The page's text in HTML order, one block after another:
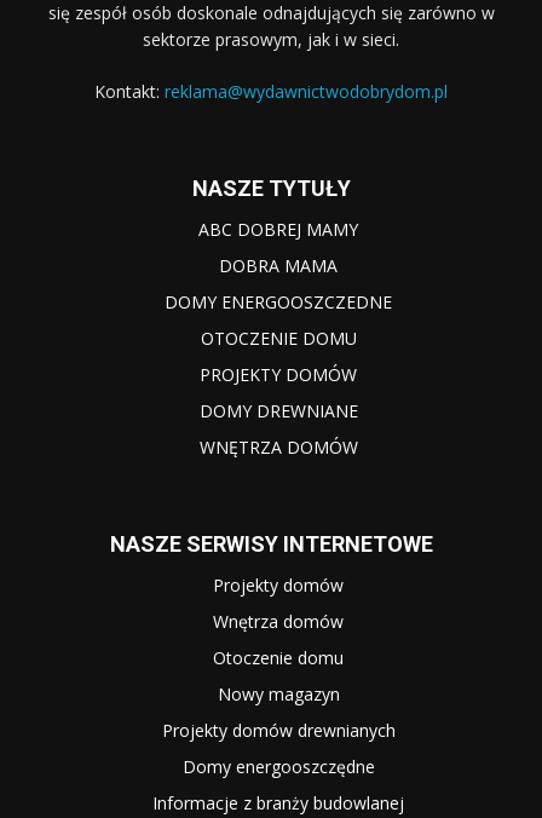
się zespół osób doskonale odnajdujących się zarówno w
sektorze prasowym, jak i w sieci.
Kontakt: reklama@wydawnictwodobrydom.pl
NASZE TYTUŁY
ABC DOBREJ MAMY
DOBRA MAMA
DOMY ENERGOOSZCZEDNE
OTOCZENIE DOMU
PROJEKTY DOMÓW
DOMY DREWNIANE
WNĘTRZA DOMÓW
NASZE SERWISY INTERNETOWE
Projekty domów
Wnętrza domów
Otoczenie domu
Nowy magazyn
Projekty domów drewnianych
Domy energooszczędne
Informacje z branży budowlanej